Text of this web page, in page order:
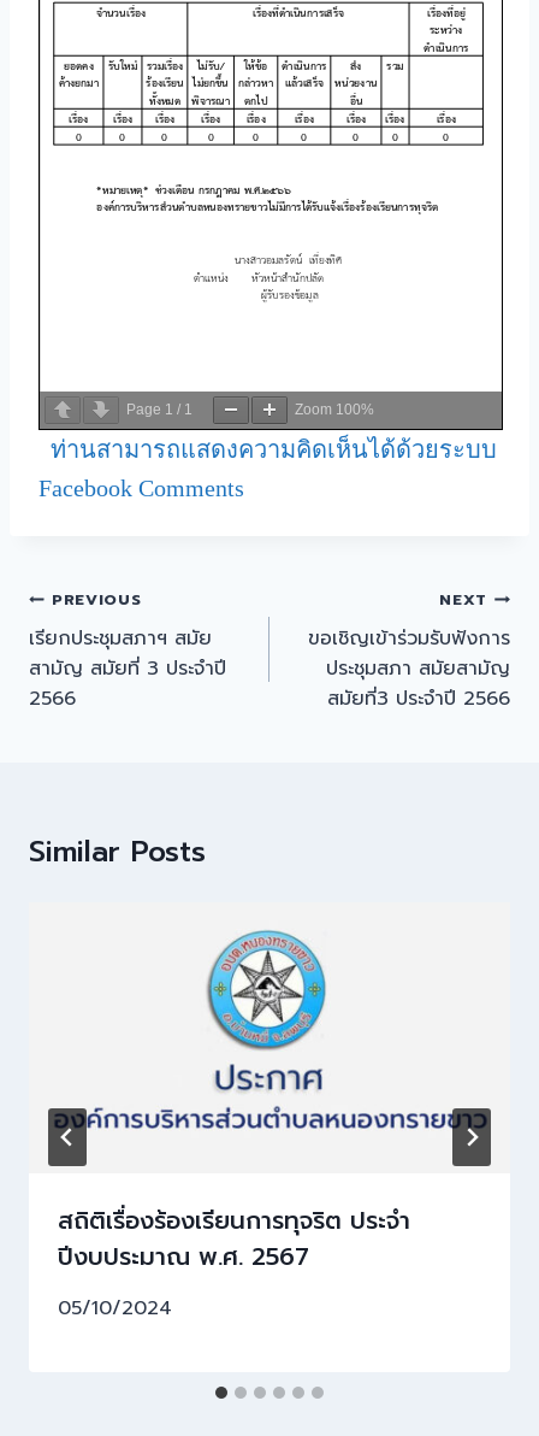
Page 1 / 1 Zoom 100%
ท่านสามารถแสดงความคิดเห็นได้ด้วยระบบ
Facebook Comments
PREVIOUS
เรียกประชุมสภาฯ สมัย
สามัญ สมัยที่ 3 ประจำปี
2566
NEXT
ขอเชิญเข้าร่วมรับฟังการ
ประชุมสภา สมัยสามัญ
สมัยที่3 ประจำปี 2566
Similar Posts
สถิติเรื่องร้องเรียนการทุจริต ประจำ
ปีงบประมาณ พ.ศ. 2567
05/10/2024